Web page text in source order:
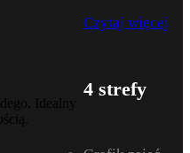
Idealny
Czytaj więcej
4 strefy